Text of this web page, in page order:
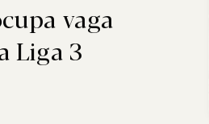
vaga
Liga 3